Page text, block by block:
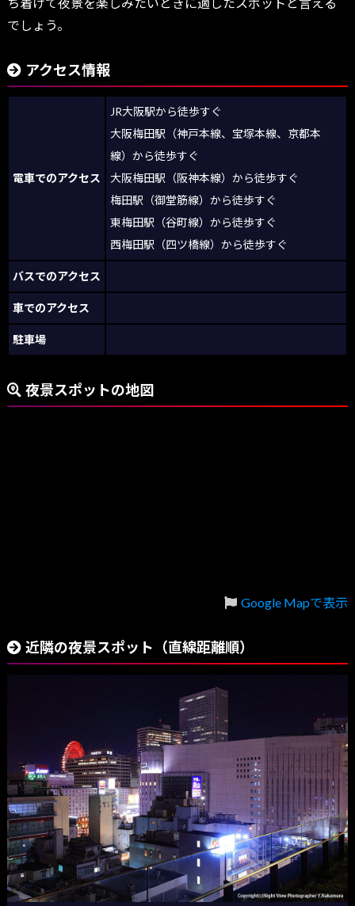
でしょう。
アクセス情報
電車でのアクセス
JR大阪駅から徒歩すぐ
大阪梅田駅（神戸本線、宝塚本線、京都本
線）から徒歩すぐ
大阪梅田駅（阪神本線）から徒歩すぐ
梅田駅（御堂筋線）から徒歩すぐ
東梅田駅（谷町線）から徒歩すぐ
西梅田駅（四ツ橋線）から徒歩すぐ
バスでのアクセス
車でのアクセス
駐車場
夜景スポットの地図
Google Mapで表示
近隣の夜景スポット（直線距離順）